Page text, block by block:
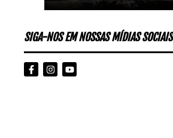
SIGA-NOS EM NOSSAS MÍDIAS SOCIAIS